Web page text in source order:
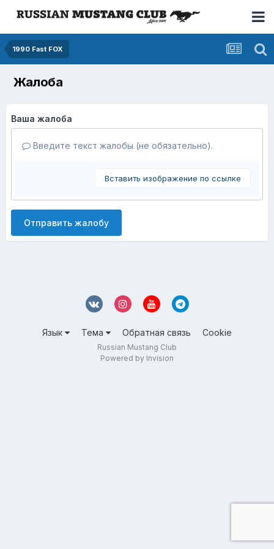
1990 Fast FOX
Жалоба
Ваша жалоба
Введите текст жалобы (не обязательно).
Вставить изображение по ссылке
Отправить жалобу
Язык Тема Обратная связь Cookie
Russian Mustang Club
Powered by Invision